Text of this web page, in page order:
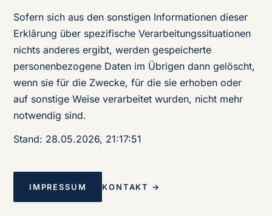
Sofern sich aus den sonstigen Informationen dieser
Erklärung über spezifische Verarbeitungssituationen
nichts anderes ergibt, werden gespeicherte
personenbezogene Daten im Übrigen dann gelöscht,
wenn sie für die Zwecke, für die sie erhoben oder
auf sonstige Weise verarbeitet wurden, nicht mehr
notwendig sind.
Stand: 28.05.2026, 21:17:51
IMPRESSUM KONTAKT →